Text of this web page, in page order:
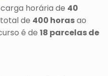
horária de 40
de 400 horasao
é de 18 parcelas de